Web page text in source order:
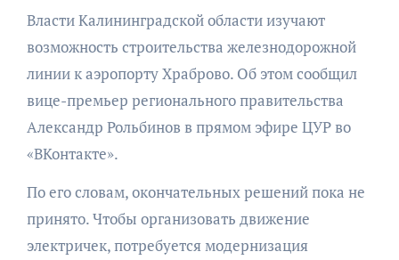
Власти Калининградской области изучают
возможность строительства железнодорожной
линии к аэропорту Храброво. Об этом сообщил
вице-премьер регионального правительства
Александр Рольбинов в прямом эфире ЦУР во
«ВКонтакте».
По его словам, окончательных решений пока не
принято. Чтобы организовать движение
электричек, потребуется модернизация